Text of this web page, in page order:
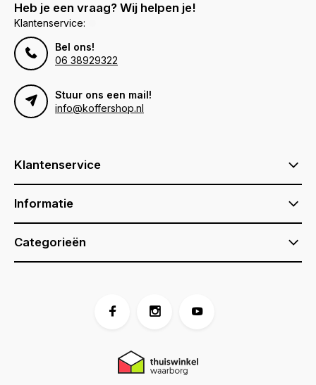
Heb je een vraag? Wij helpen je!
Klantenservice:
Bel ons!
06 38929322
Stuur ons een mail!
info@koffershop.nl
Klantenservice
Informatie
Categorieën